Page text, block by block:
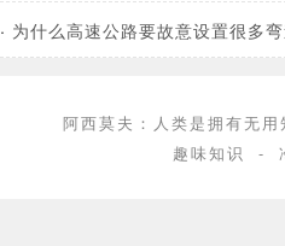
· 为什么高速公路要故意设置很多弯
阿西莫夫：人类是拥有无用
趣味知识
-